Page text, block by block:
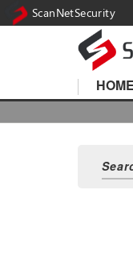
HOME
ScanNetSecurity